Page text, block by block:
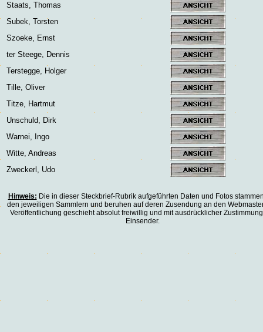
Staats, Thomas
Subek, Torsten
Szoeke, Ernst
ter Steege, Dennis
Terstegge, Holger
Tille, Oliver
Titze, Hartmut
Unschuld, Dirk
Warnei, Ingo
Witte, Andreas
Zweckerl, Udo
Hinweis: Die in dieser Steckbrief-Rubrik aufgeführten Daten und Fotos
den jeweiligen Sammlern und beruhen auf deren Zusendung an den
Veröffentlichung geschieht absolut freiwillig und mit ausdrücklicher
Einsender.